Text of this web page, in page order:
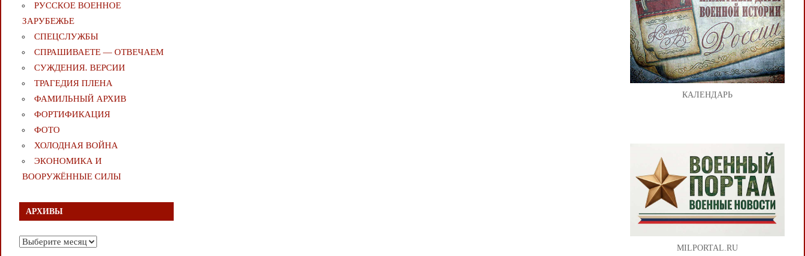
РУССКОЕ ВОЕННОЕ
ЗАРУБЕЖЬЕ
СПЕЦСЛУЖБЫ
СПРАШИВАЕТЕ — ОТВЕЧАЕМ
СУЖДЕНИЯ. ВЕРСИИ
ТРАГЕДИЯ ПЛЕНА
ФАМИЛЬНЫЙ АРХИВ
ФОРТИФИКАЦИЯ
ФОТО
ХОЛОДНАЯ ВОЙНА
ЭКОНОМИКА И
ВООРУЖЁННЫЕ СИЛЫ
АРХИВЫ
Архивы
КАЛЕНДАРЬ
MILPORTAL.RU